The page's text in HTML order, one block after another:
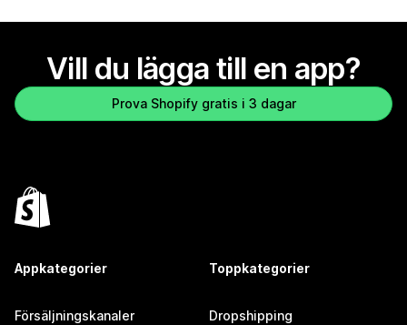
Vill du lägga till en app?
Prova Shopify gratis i 3 dagar
Appkategorier
Försäljningskanaler
Toppkategorier
Dropshipping